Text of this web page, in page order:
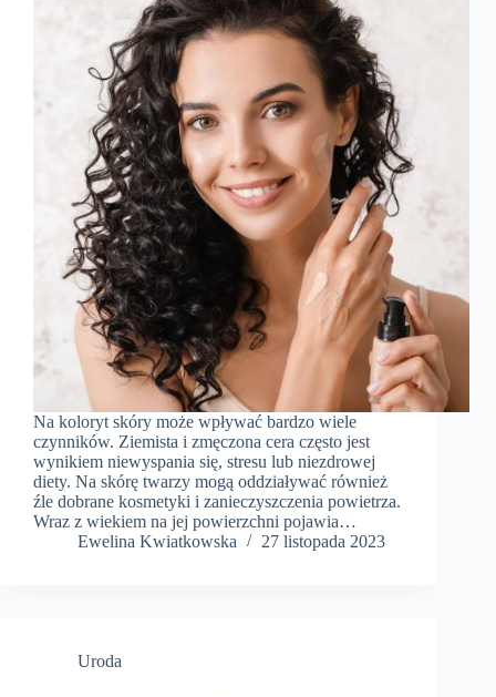
Na koloryt skóry może wpływać bardzo wiele
czynników. Ziemista i zmęczona cera często jest
wynikiem niewyspania się, stresu lub niezdrowej
diety. Na skórę twarzy mogą oddziaływać również
źle dobrane kosmetyki i zanieczyszczenia powietrza.
Wraz z wiekiem na jej powierzchni pojawia…
Ewelina Kwiatkowska
27 listopada 2023
Uroda